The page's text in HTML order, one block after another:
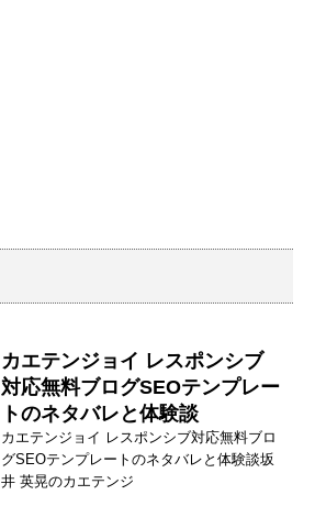
カエテンジョイ レスポンシブ
対応無料ブログSEOテンプレー
トのネタバレと体験談
カエテンジョイ レスポンシブ対応無料ブロ
グSEOテンプレートのネタバレと体験談坂
井 英晃のカエテンジ